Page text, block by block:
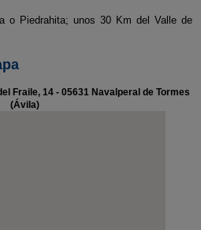
o Piedrahita; unos 30 Km del Valle de
Fraile, 14 - 05631 Navalperal de Tormes
(Ávila)